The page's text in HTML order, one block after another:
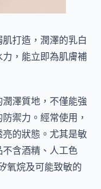
打造，潤澤的乳白
，能立即為肌膚補
澤質地，不僅能強
禦力。經常使用，
的狀態。尤其是敏
含酒精、人工色
氧烷及可能致敏的